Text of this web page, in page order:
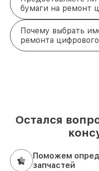
бумаги на ремонт
Почему выбрать
ремонта
Остался
Поможем
запчастей